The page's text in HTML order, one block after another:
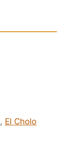
, El Cholo